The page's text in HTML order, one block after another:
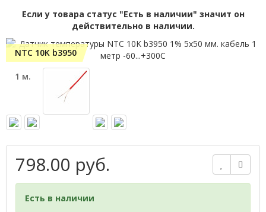
Если у товара статус "Есть в наличии" значит он
действительно в наличии.
NTC 10K b3950
1 м.
798.00 руб.
Есть в наличии